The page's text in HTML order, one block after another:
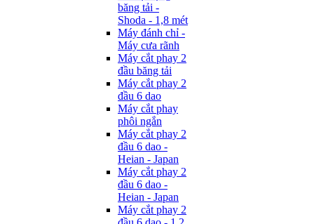
băng tải -
Shoda - 1,8 mét
Máy đánh chỉ -
Máy cưa rãnh
Máy cắt phay 2
đầu băng tải
Máy cắt phay 2
đầu 6 dao
Máy cắt phay
phôi ngắn
Máy cắt phay 2
đầu 6 dao -
Heian - Japan
Máy cắt phay 2
đầu 6 dao -
Heian - Japan
Máy cắt phay 2